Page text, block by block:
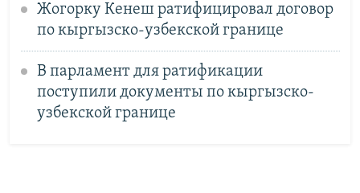
Жогорку Кенеш ратифицировал договор
по кыргызско-узбекской границе
В парламент для ратификации
поступили документы по кыргызско-
узбекской границе